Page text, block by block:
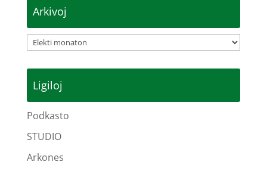
Arkivoj
Arkivoj
Ligiloj
Podkasto
STUDIO
Arkones